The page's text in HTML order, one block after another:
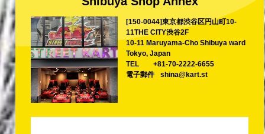
[150-0044]東京都渋谷区円山町10-
11THE CITY渋谷2F
10-11 Maruyama-Cho Shibuya ward
Tokyo, Japan
TEL
+81-70-2222-6655
電子郵件
shina@kart.st